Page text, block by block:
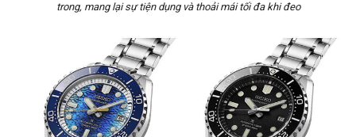
trong, mang lại sự tiện dụng và thoải mái tối đa khi đeo